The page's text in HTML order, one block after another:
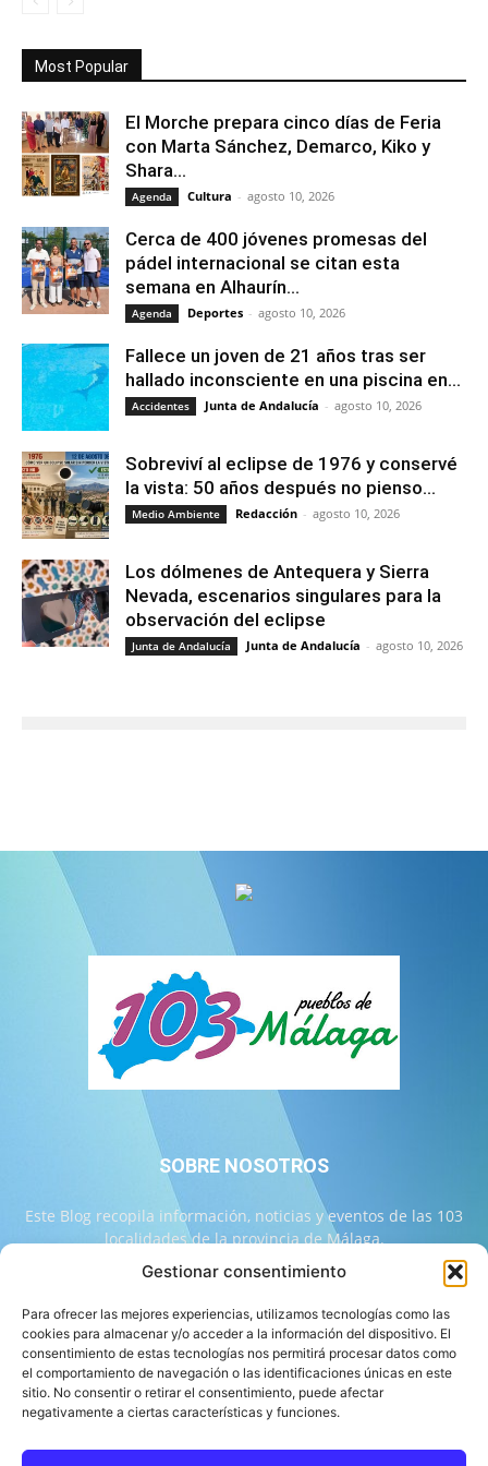
Gestionar consentimiento
Para ofrecer las mejores experiencias, utilizamos tecnologías como las
cookies para almacenar y/o acceder a la información del dispositivo. El
consentimiento de estas tecnologías nos permitirá procesar datos como
el comportamiento de navegación o las identificaciones únicas en este
sitio. No consentir o retirar el consentimiento, puede afectar
negativamente a ciertas características y funciones.
Most Popular
El Morche prepara cinco días de Feria
con Marta Sánchez, Demarco, Kiko y
Shara...
Agenda Cultura - agosto 10, 2026
Cerca de 400 jóvenes promesas del
pádel internacional se citan esta
semana en Alhaurín...
Agenda Deportes - agosto 10, 2026
Fallece un joven de 21 años tras ser
hallado inconsciente en una piscina en...
Accidentes Junta de Andalucía - agosto 10, 2026
Sobreviví al eclipse de 1976 y conservé
la vista: 50 años después no pienso...
Medio Ambiente Redacción - agosto 10, 2026
Los dólmenes de Antequera y Sierra
Nevada, escenarios singulares para la
observación del eclipse
Junta de Andalucía Junta de Andalucía - agosto 10, 2026
SOBRE NOSOTROS
Este Blog recopila información, noticias y eventos de las 103
localidades de la provincia de Málaga.
Contáctanos:info@103malaga.com
SÍGUENOS